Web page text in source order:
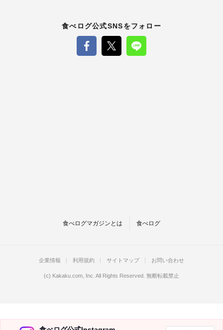
食べログ公式SNSをフォロー
食べログマガジンとは 食べログ
企業情報 利用規約 サイトマップ お問い合わせ
(c) Kakaku.com, Inc. All Rights Reserved. 無断転載禁止